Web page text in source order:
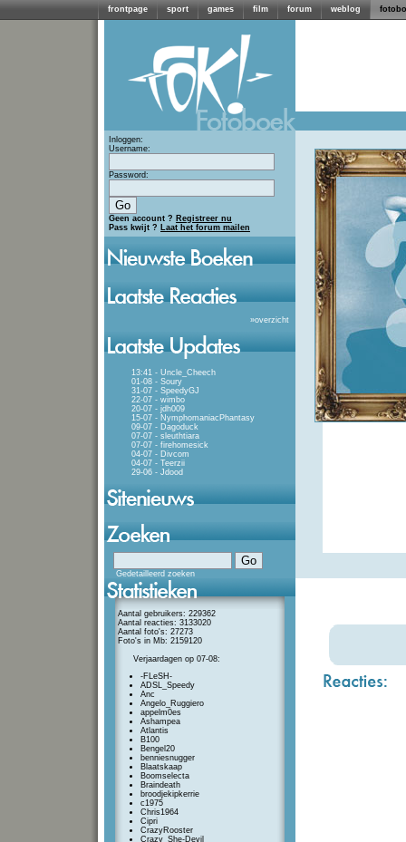
frontpage sport games film forum weblog
Inloggen:
Username:
Password:
Geen account ? Registreer nu
Pass kwijt ? Laat het forum mailen
»overzicht
13:41 - Uncle_Cheech
01-08 - Soury
31-07 - SpeedyGJ
22-07 - wimbo
20-07 - jdh009
15-07 - NymphomaniacPhantasy
09-07 - Dagoduck
07-07 - sleuthtiara
07-07 - firehomesick
04-07 - Divcom
04-07 - Teerzii
29-06 - Jdood
Gedetailleerd zoeken
Aantal gebruikers: 229362
Aantal reacties: 3133020
Aantal foto's: 27273
Foto's in Mb: 2159120
Verjaardagen op 07-08:
-FLeSH-
ADSL_Speedy
Anc
Angelo_Ruggiero
appelm0es
Ashampea
Atlantis
B100
Bengel20
benniesnugger
Blaatskaap
Boomselecta
Braindeath
broodjekipkerrie
c1975
Chris1964
Cipri
CrazyRooster
Crazy_She-Devil